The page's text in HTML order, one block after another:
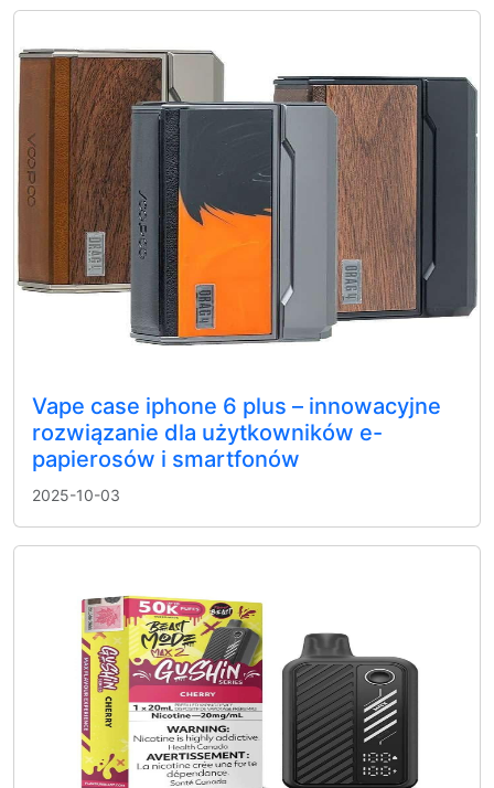
Vape case iphone 6 plus – innowacyjne
rozwiązanie dla użytkowników e-
papierosów i smartfonów
2025-10-03